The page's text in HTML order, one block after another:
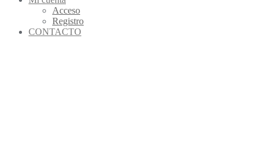
Acceso
Registro
CONTACTO